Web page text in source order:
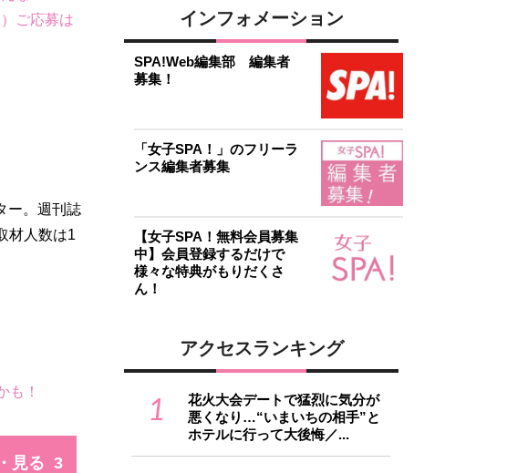
ご応募は
ー。週刊誌
材人数は1
も！
見る
インフォメーション
SPA!Web編集部 編集者
募集！
「女子SPA！」のフリーラ
ンス編集者募集
【女子SPA！無料会員募集
中】会員登録するだけで
様々な特典がもりだくさ
ん！
アクセスランキング
1
花火大会デートで猛烈に気分が
悪くなり…“いまいちの相手”と
ホテルに行って大後悔／...